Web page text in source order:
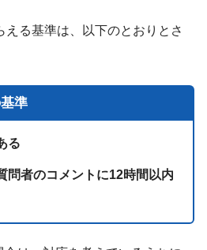
える基準は、以下のとおりとさ
準
る
問者のコメントに12時間以内